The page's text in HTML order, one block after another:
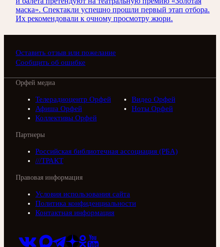
маска». Спектакли успешно прошли первый этап отбора.
Их рекомендовали к очному просмотру жюри.
Оставить отзыв или пожелание
Сообщить об ошибке
Орфей медиа
Телерадиоцентр Орфей
Видео Орфей
Афиша Орфей
Ноты Орфей
Коллективы Орфей
Партнеры
Российская библиотечная ассоциация (РБА)
///ТРАКТ
Правовая информация
Условия использования сайта
Политика конфиденциальности
Контактная информация